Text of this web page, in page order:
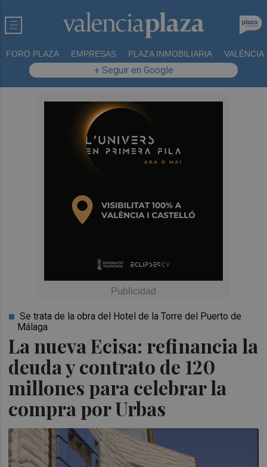
FORO PLAZA EMPRESAS PLAZA INMOBILIARIA VALÈNCIA
+ Seguir en Google
La nueva Ecisa: refinancia la
deuda y contrato de 120
millones para celebrar la
compra por Urbas
Se trata de la obra del Hotel de la Torre del Puerto de
Málaga